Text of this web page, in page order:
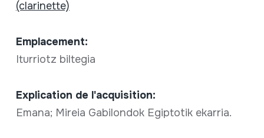
(clarinette)
Emplacement:
Iturriotz biltegia
Explication de l'acquisition:
Emana; Mireia Gabilondok Egiptotik ekarria.